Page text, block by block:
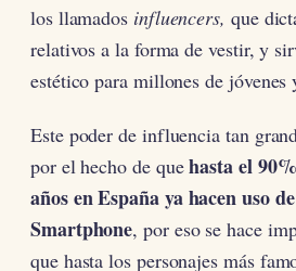
los llamados influencers, que
relativos a la forma de vestir, y
estético para millones de jóvenes
Este poder de influencia tan
por el hecho de quehasta el
años en España ya hacen uso
Smartphone, por eso se hace
que hasta los personajes más